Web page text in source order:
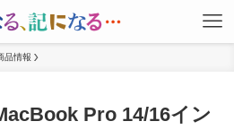
品情報
Pro 14/16イン